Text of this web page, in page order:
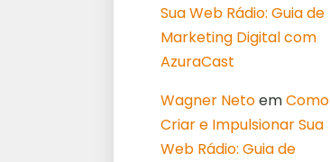
Sua Web Rádio: Guia de
Marketing Digital com
AzuraCast
Wagner NetoemComo
Criar e Impulsionar Sua
Web Rádio: Guia de